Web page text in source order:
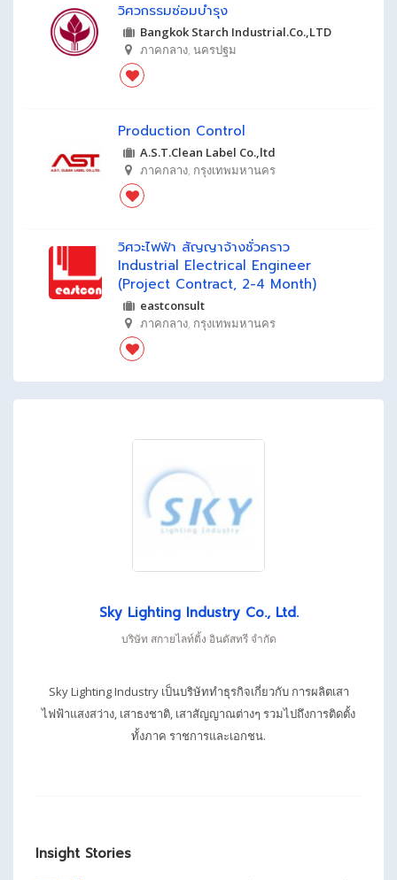
วิศวกรรมซ่อมบำรุง
Bangkok Starch Industrial.Co.,LTD
ภาคกลาง, นครปฐม
Production Control
A.S.T.Clean Label Co.,ltd
ภาคกลาง, กรุงเทพมหานคร
วิศวะไฟฟ้า สัญญาจ้างชั่วคราว
Industrial Electrical Engineer
(project Contract, 2-4 Month)
eastconsult
ภาคกลาง, กรุงเทพมหานคร
Sky Lighting Industry Co., Ltd.
บริษัท สกายไลท์ติ้ง อินดัสทรี จำกัด
Sky Lighting Industry เป็นบริษัททำธุรกิจเกี่ยวกับ การผลิตเสา
ไฟฟ้าแสงสว่าง, เสาธงชาติ, เสาสัญญาณต่างๆ รวมไปถึงการติดตั้ง
ทั้งภาค ราชการและเอกชน.
Insight Stories